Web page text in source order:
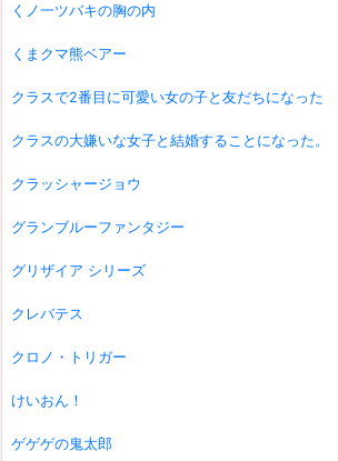
くノ一ツバキの胸の内
くまクマ熊ベアー
クラスで2番目に可愛い女の子と友だちになった
クラスの大嫌いな女子と結婚することになった。
クラッシャージョウ
グランブルーファンタジー
グリザイア シリーズ
クレバテス
クロノ・トリガー
けいおん！
ゲゲゲの鬼太郎